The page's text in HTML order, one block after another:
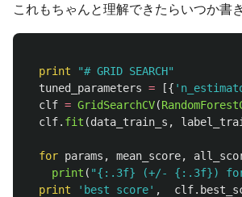
これもちゃんと理解できたらいつか書
print "# GRID SEARCH"
tuned_parameters = [{ '
clf = GridSearchCV(
clf. fit (data_train_s ,
for params , mean_score,
print ( "{:.3f} (+/- {:.3f})
print
' best score' , clf.